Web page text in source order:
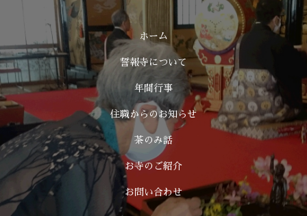
ホーム
誓報寺について
年間行事
住職からのお知らせ
茶のみ話
お寺のご紹介
お問い合わせ